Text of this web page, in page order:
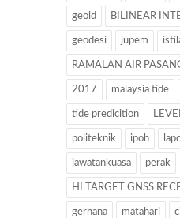
geoid BILINEAR
geodesi jupem
RAMALAN AIR
2017 malaysia tide
tide predicition
politeknik ipoh
jawatankuasa perak
HI TARGET GNSS
gerhana matahari